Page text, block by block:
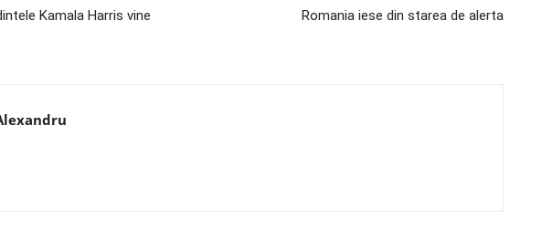
Kamala Harris vine
Romania iese din starea de alerta